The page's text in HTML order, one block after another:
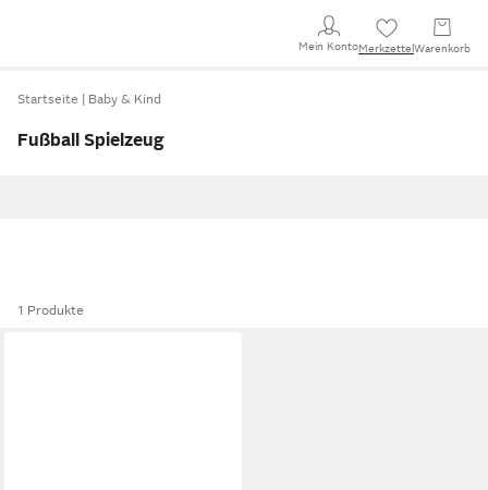
Mein KontoMerkzettel Warenkorb
Startseite Baby & Kind
Fußball Spielzeug
1 Produkte